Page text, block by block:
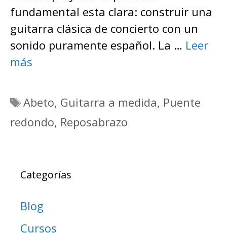
fundamental esta clara: construir una
guitarra clásica de concierto con un
sonido puramente español. La … Leer
más
Etiquetas
Abeto, Guitarra a medida, Puente
redondo, Reposabrazo
Categorías
Blog
Cursos